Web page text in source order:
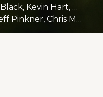
Dwayne Johnson, Jack Black, Kevin Hart, Karen Gillan, Nick Jonas, Bobby Cannavale.
Scott Rosenberg, Jeff Pinkner, Chris McKenna, Erik Sommers.